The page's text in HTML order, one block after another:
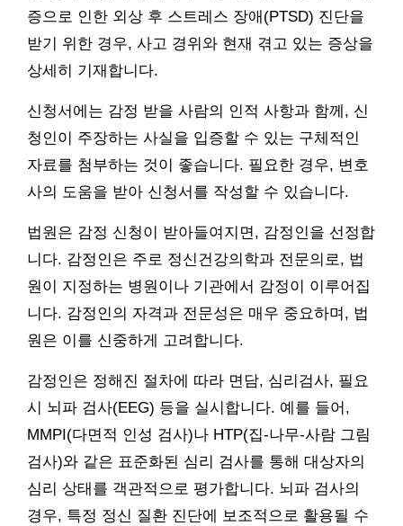
증으로 인한 외상 후 스트레스 장애(PTSD) 진단을
받기 위한 경우, 사고 경위와 현재 겪고 있는 증상을
상세히 기재합니다.
신청서에는 감정 받을 사람의 인적 사항과 함께, 신
청인이 주장하는 사실을 입증할 수 있는 구체적인
자료를 첨부하는 것이 좋습니다. 필요한 경우, 변호
사의 도움을 받아 신청서를 작성할 수 있습니다.
법원은 감정 신청이 받아들여지면, 감정인을 선정합
니다. 감정인은 주로 정신건강의학과 전문의로, 법
원이 지정하는 병원이나 기관에서 감정이 이루어집
니다. 감정인의 자격과 전문성은 매우 중요하며, 법
원은 이를 신중하게 고려합니다.
감정인은 정해진 절차에 따라 면담, 심리검사, 필요
시 뇌파 검사(EEG) 등을 실시합니다. 예를 들어,
MMPI(다면적 인성 검사)나 HTP(집-나무-사람 그림
검사)와 같은 표준화된 심리 검사를 통해 대상자의
심리 상태를 객관적으로 평가합니다. 뇌파 검사의
경우, 특정 정신 질환 진단에 보조적으로 활용될 수